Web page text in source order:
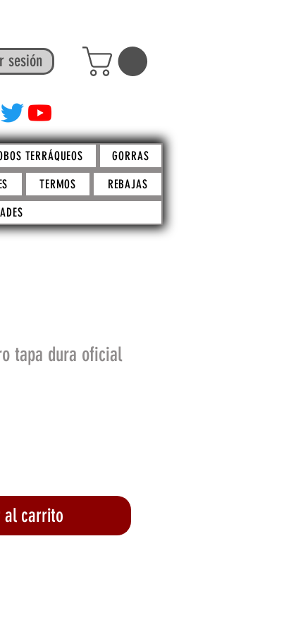
sesión
STORE
TERRÁQUEOS
GORRAS
TERMOS
REBAJAS
tapa dura oficial
al carrito